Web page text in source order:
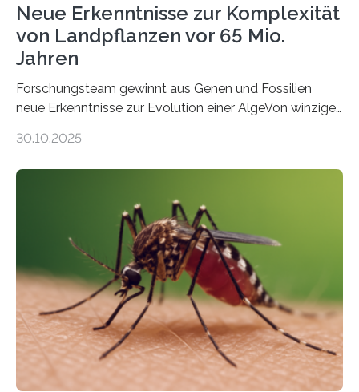
Neue Erkenntnisse zur Komplexität
von Landpflanzen vor 65 Mio.
Jahren
Forschungsteam gewinnt aus Genen und Fossilien
neue Erkenntnisse zur Evolution einer AlgeVon winzigen
Landpflanzen zählen zu den komplexesten
Grünalgen, die vor Hunderten von Millionen Jahren
lebten. Unter den Vorfahren sticht eine Gruppe heraus,
die noch heute in der Natur vorkommt: die
Süßwasseralge Coleochaetophyceae. Einige Arten
dieser Gruppe bilden aus Zellfäden dichte Geflechte
mit scheibenförmiger Gestalt. Was auffällig ist: Die
nächsten…
30.10.2025